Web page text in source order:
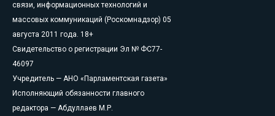
связи, информационных технологий и
массовых коммуникаций (Роскомнадзор) 05
августа 2011 года. 18+
Свидетельство о регистрации Эл № ФС77-
46097
Учредитель — АНО «Парламентская газета»
Исполняющий обязанности главного
редактора — Абдуллаев М.Р.